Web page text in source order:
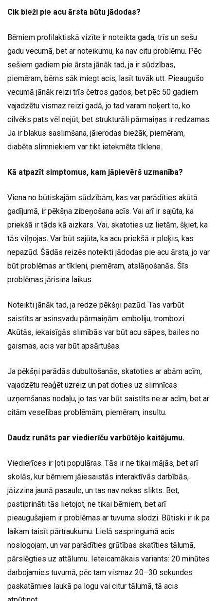
Cik bieži pie acu ārsta būtu jādodas?
Bērniem profilaktiskā vizīte ir noteikta gada, trīs un sešu
gadu vecumā, bet ar noteikumu, ka nav citu problēmu. Pēc
sešiem gadiem pie ārsta jānāk tad, ja ir sūdzības,
piemēram, bērns sāk miegt acis, lasīt tuvāk utt. Pieaugušo
vecumā jānāk reizi trīs četros gados, bet pēc 50 gadiem
vajadzētu vismaz reizi gadā, jo tad varam noķert to, ko
cilvēks pats vēl nejūt, bet strukturāli pārmaiņas ir redzamas.
Ja ir blakus saslimšana, jāierodas biežāk, piemēram,
diabēta slimniekiem var tikt ietekmēta tīklene.
Kā atpazīt simptomus, kam jāpievērš uzmanība?
Viena no būtiskajām sūdzībām, kas var parādīties akūtā
gadījumā, ir pēkšņa zibeņošana acīs. Vai arī ir sajūta, ka
priekšā ir tāds kā aizkars. Vai, skatoties uz lietām, šķiet, ka
tās viļņojas. Var būt sajūta, ka acu priekšā ir pleķis, kas
nepazūd. Šādās reizēs noteikti jādodas pie acu ārsta, jo var
būt problēmas ar tīkleni, piemēram, atslāņošanās. Šīs
problēmas jārisina laikus.
Noteikti jānāk tad, ja redze pēkšņi pazūd. Tas varbūt
saistīts ar asinsvadu pārmaiņām: emboliju, trombozi.
Akūtās, iekaisīgās slimībās var būt acu sāpes, bailes no
gaismas, acis var būt apsārtušas.
Ja pēkšņi parādās dubultošanās, skatoties ar abām acīm,
vajadzētu reaģēt uzreiz un pat doties uz slimnīcas
uzņemšanas nodaļu, jo tas var būt saistīts ne ar acīm, bet ar
citām veselības problēmām, piemēram, insultu.
Daudz runāts par viedierīču varbūtējo kaitējumu.
Viedierīces ir ļoti populāras. Tās ir ne tikai mājās, bet arī
skolās, kur bērniem jāiesaistās interaktīvās darbībās,
jāizzina jaunā pasaule, un tas nav nekas slikts. Bet,
pastiprināti tās lietojot, ne tikai bērniem, bet arī
pieaugušajiem ir problēmas ar tuvuma slodzi. Būtiski ir ik pa
laikam taisīt pārtraukumu. Lielā saspringumā acis
noslogojam, un var parādīties grūtības skatīties tālumā,
pārslēgties uz attālumu. Ieteicamākais variants: 20 minūtes
darbojamies tuvumā, pēc tam vismaz 20–30 sekundes
paskatāmies laukā pa logu vai citur tālumā, tā acis